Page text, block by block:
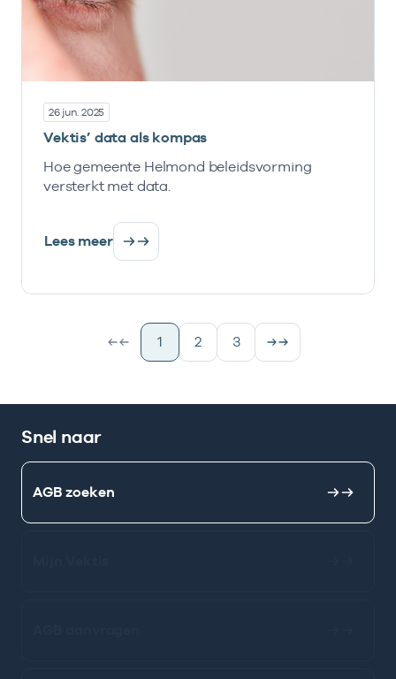
26 jun. 2025
Vektis’ data als kompas
Hoe gemeente Helmond beleidsvorming
versterkt met data.
Lees meer
1 2 3
Snel naar
AGB zoeken